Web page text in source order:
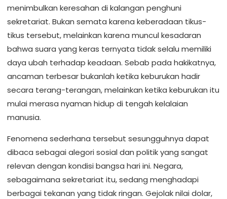
menimbulkan keresahan di kalangan penghuni
sekretariat. Bukan semata karena keberadaan tikus-
tikus tersebut, melainkan karena muncul kesadaran
bahwa suara yang keras ternyata tidak selalu memiliki
daya ubah terhadap keadaan. Sebab pada hakikatnya,
ancaman terbesar bukanlah ketika keburukan hadir
secara terang-terangan, melainkan ketika keburukan itu
mulai merasa nyaman hidup di tengah kelalaian
manusia.
Fenomena sederhana tersebut sesungguhnya dapat
dibaca sebagai alegori sosial dan politik yang sangat
relevan dengan kondisi bangsa hari ini. Negara,
sebagaimana sekretariat itu, sedang menghadapi
berbagai tekanan yang tidak ringan. Gejolak nilai dolar,